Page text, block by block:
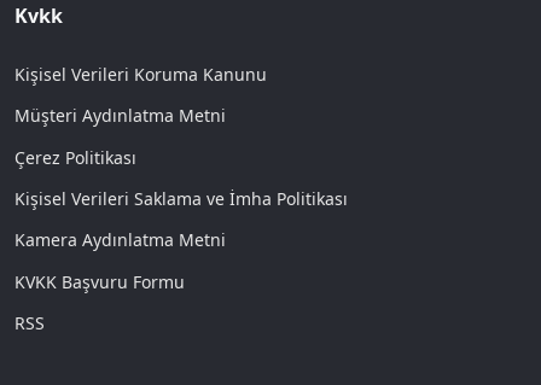
Kvkk
Kişisel Verileri Koruma Kanunu
Müşteri Aydınlatma Metni
Çerez Politikası
Kişisel Verileri Saklama ve İmha Politikası
Kamera Aydınlatma Metni
KVKK Başvuru Formu
RSS